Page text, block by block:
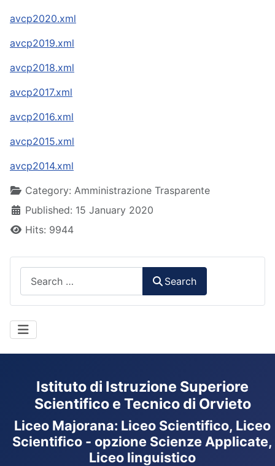
avcp2020.xml
avcp2019.xml
avcp2018.xml
avcp2017.xml
avcp2016.xml
avcp2015.xml
avcp2014.xml
DetailsCategory: Amministrazione Trasparente
Published: 15 January 2020
Hits: 9944
Search
Istituto di Istruzione Superiore
Scientifico e Tecnico di Orvieto
Liceo Majorana: Liceo Scientifico, Liceo
Scientifico - opzione Scienze Applicate,
Liceo linguistico